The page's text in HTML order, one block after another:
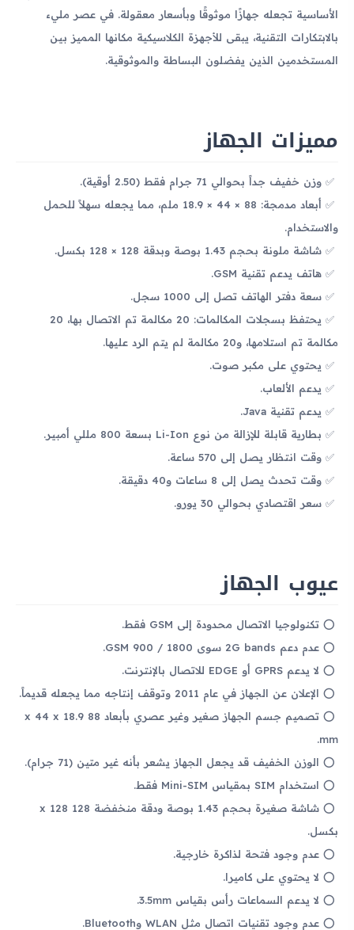
الأساسية تجعله جهازًا موثوقًا وبأسعار معقولة. في عصر مليء
بالابتكارات التقنية، يبقى للأجهزة الكلاسيكية مكانها المميز بين
المستخدمين الذين يفضلون البساطة والموثوقية.
مميزات الجهاز
وزن خفيف جداً بحوالي 71 جرام فقط (2.50 أوقية).
أبعاد مدمجة: 88 × 44 × 18.9 ملم، مما يجعله سهلاً للحمل
والاستخدام.
شاشة ملونة بحجم 1.43 بوصة وبدقة 128 × 128 بكسل.
هاتف يدعم تقنية GSM.
سعة دفتر الهاتف تصل إلى 1000 سجل.
يحتفظ بسجلات المكالمات: 20 مكالمة تم الاتصال بها، 20
مكالمة تم استلامها، و20 مكالمة لم يتم الرد عليها.
يحتوي على مكبر صوت.
يدعم الألعاب.
يدعم تقنية Java.
بطارية قابلة للإزالة من نوع Li-Ion بسعة 800 مللي أمبير.
وقت انتظار يصل إلى 570 ساعة.
وقت تحدث يصل إلى 8 ساعات و40 دقيقة.
سعر اقتصادي بحوالي 30 يورو.
عيوب الجهاز
تكنولوجيا الاتصال محدودة إلى GSM فقط.
عدم دعم 2G bands سوى GSM 900 / 1800.
لا يدعم GPRS أو EDGE للاتصال بالإنترنت.
الإعلان عن الجهاز في عام 2011 وتوقف إنتاجه مما يجعله قديماً.
تصميم جسم الجهاز صغير وغير عصري بأبعاد 88 x 44 x 18.9
mm.
الوزن الخفيف قد يجعل الجهاز يشعر بأنه غير متين (71 جرام).
استخدام SIM بمقياس Mini-SIM فقط.
شاشة صغيرة بحجم 1.43 بوصة ودقة منخفضة 128 x 128
بكسل.
عدم وجود فتحة لذاكرة خارجية.
لا يحتوي على كاميرا.
لا يدعم السماعات رأس بقياس 3.5mm.
عدم وجود تقنيات اتصال مثل WLAN وBluetooth.